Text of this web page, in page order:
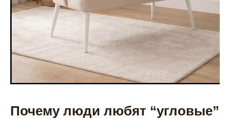
Почему люди любят “угловые”